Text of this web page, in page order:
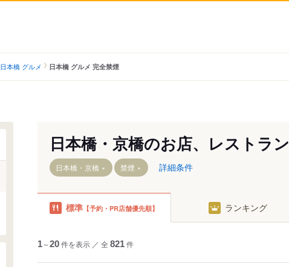
日本橋 グルメ 日本橋 グルメ 完全禁煙
新日本橋駅
日本橋駅
京橋駅
日本橋・京橋のお店、レストラン
日本橋・京橋 禁煙 詳細条件
標準 【予約・PR店舗優先順】 ランキング
1～20件を表示 ／ 全 821件